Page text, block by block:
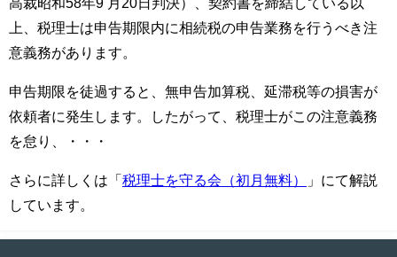
上、税理士は申告期限内に相続税の申告業務を行うべき注
意義務があります。
申告期限を徒過すると、無申告加算税、延滞税等の損害が
依頼者に発生します。したがって、税理士がこの注意義務
を怠り、・・・
さらに詳しくは「 税理士を守る会（初月無料）
」にて解説
しています。